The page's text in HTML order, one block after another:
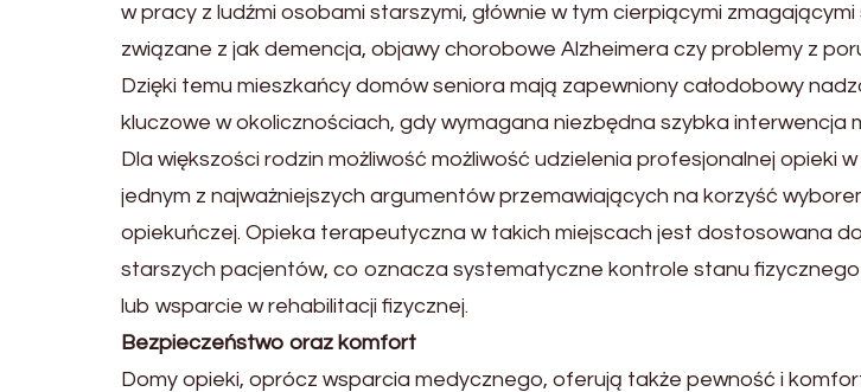
w pracy z ludźmi osobami starszymi, głównie w tym cierpiącymi
związane z jak demencja, objawy chorobowe Alzheimera czy problemy z
Dzięki temu mieszkańcy domów seniora mają zapewniony całodobowy
kluczowe w okolicznościach, gdy wymagana niezbędna szybka interwencja
Dla większości rodzin możliwość możliwość udzielenia profesjonalnej opieki
jednym z najważniejszych argumentów przemawiających na korzyść
opiekuńczej. Opieka terapeutyczna w takich miejscach jest dostosowana
starszych pacjentów, co oznacza systematyczne kontrole stanu
lub wsparcie w rehabilitacji fizycznej.
Bezpieczeństwo oraz komfort
Domy opieki, oprócz wsparcia medycznego, oferują także pewność i